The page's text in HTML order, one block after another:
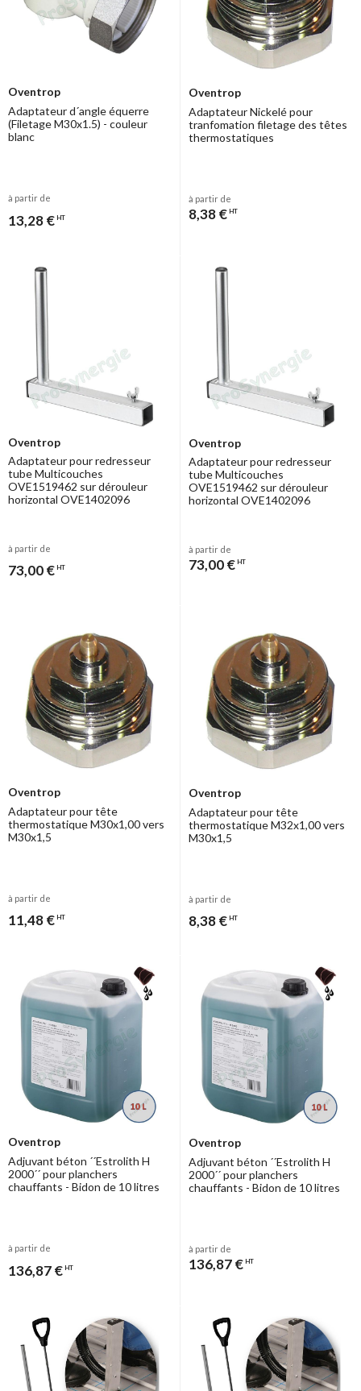
Oventrop
Adaptateur d´angle équerre
(Filetage M30x1.5) - couleur
blanc
à partir de
13,28 € HT
Oventrop
Adaptateur Nickelé pour
tranfomation filetage des têtes
thermostatiques
à partir de
8,38 € HT
Oventrop
Adaptateur pour redresseur
tube Multicouches
OVE1519462 sur dérouleur
horizontal OVE1402096
à partir de
73,00 € HT
Oventrop
Adaptateur pour redresseur
tube Multicouches
OVE1519462 sur dérouleur
horizontal OVE1402096
à partir de
73,00 € HT
Oventrop
Adaptateur pour tête
thermostatique M30x1,00 vers
M30x1,5
à partir de
11,48 € HT
Oventrop
Adaptateur pour tête
thermostatique M32x1,00 vers
M30x1,5
à partir de
8,38 € HT
Oventrop
Adjuvant béton ´´Estrolith H
2000´´ pour planchers
chauffants - Bidon de 10 litres
à partir de
136,87 € HT
Oventrop
Adjuvant béton ´´Estrolith H
2000´´ pour planchers
chauffants - Bidon de 10 litres
à partir de
136,87 € HT